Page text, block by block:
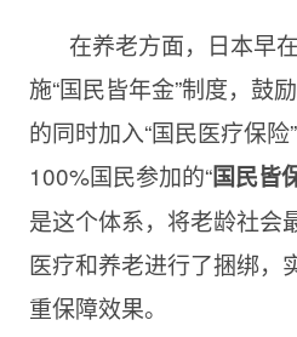
在养老方面，日本早
施“国民皆年金”制度，鼓
的同时加入“国民医疗保
100%国民参加的“国民皆
是这个体系，将老龄社
医疗和养老进行了捆绑，
重保障效果。